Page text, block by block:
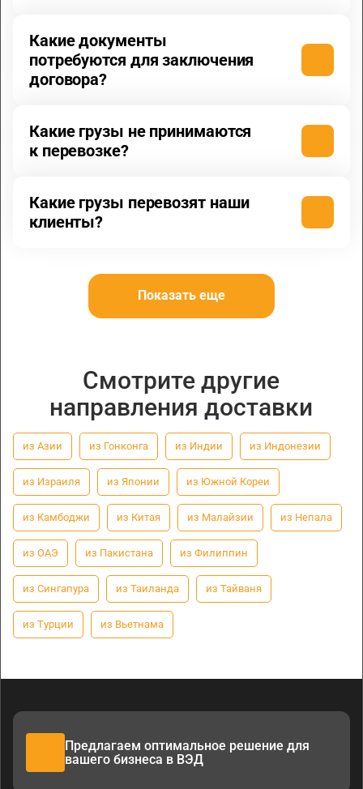
Какие документы
потребуются для заключения
договора?
Какие грузы не принимаются
к перевозке?
Какие грузы перевозят наши
клиенты?
Показать еще
Смотрите другие
направления доставки
из Азии из Гонконга из Индии из Индонезии
из Израиля из Японии из Южной Кореи
из Камбоджи из Китая из Малайзии из Непала
из ОАЭ из Пакистана из Филиппин
из Сингапура из Таиланда из Тайваня
из Турции из Вьетнама
Предлагаем оптимальное решение для
вашего бизнеса в ВЭД